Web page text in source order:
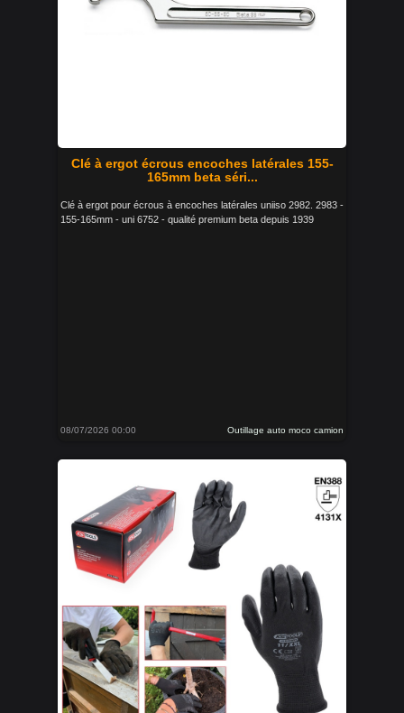
Clé à ergot écrous encoches latérales 155-
165mm beta séri...
Clé à ergot pour écrous à encoches latérales uniiso 2982. 2983 -
155-165mm - uni 6752 - qualité premium beta depuis 1939
08/07/2026 00:00 Outillage auto moco camion